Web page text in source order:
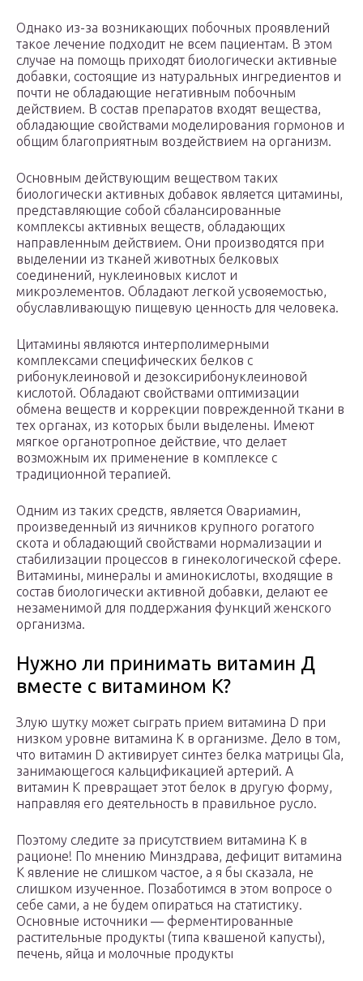
Однако из-за возникающих побочных проявлений
такое лечение подходит не всем пациентам. В этом
случае на помощь приходят биологически активные
добавки, состоящие из натуральных ингредиентов и
почти не обладающие негативным побочным
действием. В состав препаратов входят вещества,
обладающие свойствами моделирования гормонов и
общим благоприятным воздействием на организм.
Основным действующим веществом таких
биологически активных добавок является цитамины,
представляющие собой сбалансированные
комплексы активных веществ, обладающих
направленным действием. Они производятся при
выделении из тканей животных белковых
соединений, нуклеиновых кислот и
микроэлементов. Обладают легкой усвояемостью,
обуславливающую пищевую ценность для человека.
Цитамины являются интерполимерными
комплексами специфических белков с
рибонуклеиновой и дезоксирибонуклеиновой
кислотой. Обладают свойствами оптимизации
обмена веществ и коррекции поврежденной ткани в
тех органах, из которых были выделены. Имеют
мягкое органотропное действие, что делает
возможным их применение в комплексе с
традиционной терапией.
Одним из таких средств, является Овариамин,
произведенный из яичников крупного рогатого
скота и обладающий свойствами нормализации и
стабилизации процессов в гинекологической сфере.
Витамины, минералы и аминокислоты, входящие в
состав биологически активной добавки, делают ее
незаменимой для поддержания функций женского
организма.
Нужно ли принимать витамин Д
вместе с витамином К?
Злую шутку может сыграть прием витамина D при
низком уровне витамина К в организме. Дело в том,
что витамин D активирует синтез белка матрицы Gla,
занимающегося кальцификацией артерий. А
витамин К превращает этот белок в другую форму,
направляя его деятельность в правильное русло.
Поэтому следите за присутствием витамина К в
рационе! По мнению Минздрава, дефицит витамина
К явление не слишком частое, а я бы сказала, не
слишком изученное. Позаботимся в этом вопросе о
себе сами, а не будем опираться на статистику.
Основные источники — ферментированные
растительные продукты (типа квашеной капусты),
печень, яйца и молочные продукты